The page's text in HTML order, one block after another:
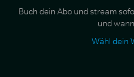
Buch dein Abo und stream
und
Wähl dein